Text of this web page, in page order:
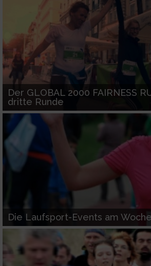
Der GLOBAL 2000 FAIRNESS
dritte Runde
Die Laufsport-Events am